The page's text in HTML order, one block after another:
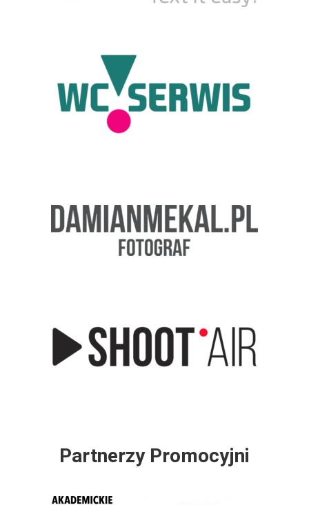
Partnerzy Promocyjni